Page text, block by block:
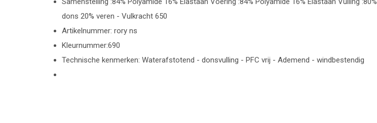
dons 20% veren - Vulkracht 650
Artikelnummer: rory ns
Kleurnummer:690
Technische kenmerken: Waterafstotend - donsvulling - PFC vrij - Ademend - windbestendig